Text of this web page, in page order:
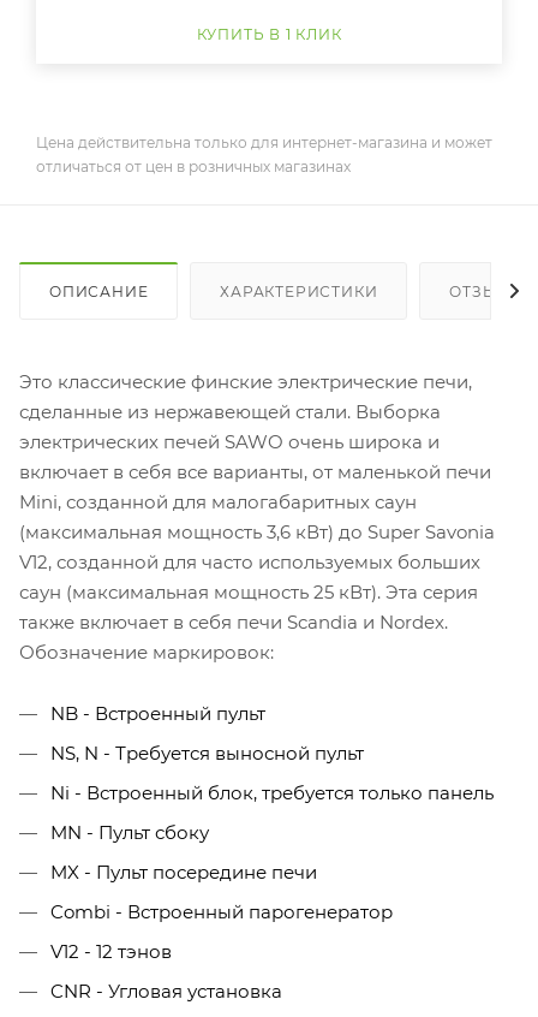
КУПИТЬ В 1 КЛИК
Цена действительна только для интернет-магазина и может
отличаться от цен в розничных магазинах
ОПИСАНИЕ ХАРАКТЕРИСТИКИ ОТЗЫВЫ
Это классические финские электрические печи,
сделанные из нержавеющей стали. Выборка
электрических печей SAWO очень широка и
включает в себя все варианты, от маленькой печи
Mini, созданной для малогабаритных саун
(максимальная мощность 3,6 кВт) до Super Savonia
V12, созданной для часто используемых больших
саун (максимальная мощность 25 кВт). Эта серия
также включает в себя печи Scandia и Nordex.
Обозначение маркировок:
NB - Встроенный пульт
NS, N - Требуется выносной пульт
Ni - Встроенный блок, требуется только панель
MN - Пульт сбоку
MX - Пульт посередине печи
Combi - Встроенный парогенератор
V12 - 12 тэнов
CNR - Угловая установка